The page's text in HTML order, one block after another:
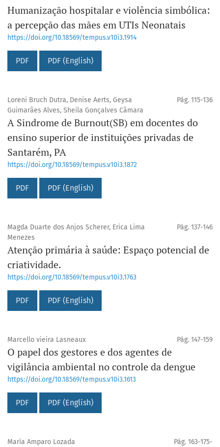
Humanização hospitalar e violência simbólica:
a percepção das mães em UTIs Neonatais
https://doi.org/10.18569/tempus.v10i3.1914
PDF PDF (English)
Loreni Bruch Dutra, Denise Aerts, Geysa
Guimarães Alves, Sheila Gonçalves Câmara
Pág. 115-136
A Sindrome de Burnout(SB) em docentes do
ensino superior de instituições privadas de
Santarém, PA
https://doi.org/10.18569/tempus.v10i3.1872
PDF PDF (English)
Magda Duarte dos Anjos Scherer, Erica Lima
Menezes
Pág. 137-146
Atenção primária à saúde: Espaço potencial de
criatividade.
https://doi.org/10.18569/tempus.v10i3.1763
PDF PDF (English)
Marcello vieira Lasneaux Pág. 147-159
O papel dos gestores e dos agentes de
vigilância ambiental no controle da dengue
https://doi.org/10.18569/tempus.v10i3.1613
PDF PDF (English)
María Amparo Lozada Pág. 163-175-